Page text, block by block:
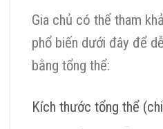
Gia chủ có thể tham
phổ biến dưới đây để
bằng tổng thể:
Kích thước tổng thể